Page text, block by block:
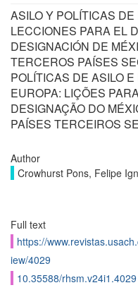
ASILO Y POLÍTICAS
LECCIONES PARA EL
DESIGNACIÓN DE
TERCEROS PAÍSES
POLÍTICAS DE ASILO
EUROPA: LIÇÕES
DESIGNAÇÃO DO
PAÍSES TERCEIROS
Author
Crowhurst Pons, Felipe
Full text
https://
iew/4029
10.35588/rhsm.v24i1.4029